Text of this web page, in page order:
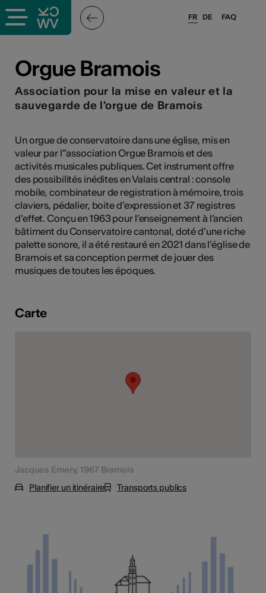
FAQ
FR DE
Orgue Bramois
Association pour la mise en valeur et la
sauvegarde de l'orgue de Bramois
Un orgue de conservatoire dans une église, mis en
valeur par l’’association Orgue Bramois et des
activités musicales publiques. Cet instrument offre
des possibilités inédites en Valais central : console
mobile, combinateur de registration à mémoire, trois
claviers, pédalier, boite d’expression et 37 registres
d’effet. Conçu en 1963 pour l’enseignement à l’ancien
bâtiment du Conservatoire cantonal, doté d’une riche
palette sonore, il a été restauré en 2021 dans l’église de
Bramois et sa conception permet de jouer des
musiques de toutes les époques.
Carte
Jacques Emery, 1967 Bramois
Planifier un itinéraire
Transports publics